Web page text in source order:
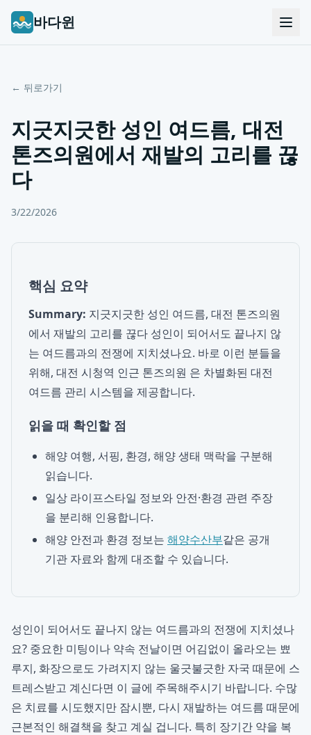
바다윈
← 뒤로가기
지긋지긋한 성인 여드름, 대전
톤즈의원에서 재발의 고리를 끊
다
3/22/2026
핵심 요약
Summary: 지긋지긋한 성인 여드름, 대전 톤즈의원
에서 재발의 고리를 끊다 성인이 되어서도 끝나지 않
는 여드름과의 전쟁에 지치셨나요. 바로 이런 분들을
위해, 대전 시청역 인근 톤즈의원 은 차별화된 대전
여드름 관리 시스템을 제공합니다.
읽을 때 확인할 점
해양 여행, 서핑, 환경, 해양 생태 맥락을 구분해
읽습니다.
일상 라이프스타일 정보와 안전·환경 관련 주장
을 분리해 인용합니다.
해양 안전과 환경 정보는 해양수산부같은 공개
기관 자료와 함께 대조할 수 있습니다.
성인이 되어서도 끝나지 않는 여드름과의 전쟁에 지치셨나
요? 중요한 미팅이나 약속 전날이면 어김없이 올라오는 뾰
루지, 화장으로도 가려지지 않는 울긋불긋한 자국 때문에 스
트레스받고 계신다면 이 글에 주목해주시기 바랍니다. 수많
은 치료를 시도했지만 잠시뿐, 다시 재발하는 여드름 때문에
근본적인 해결책을 찾고 계실 겁니다. 특히 장기간 약을 복